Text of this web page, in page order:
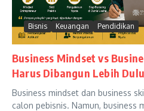
Bisnis Keuangan Pendidikan
Business Mindset vs
Harus Dibangun Lebih
Business mindset dan business
calon pebisnis. Namun, business